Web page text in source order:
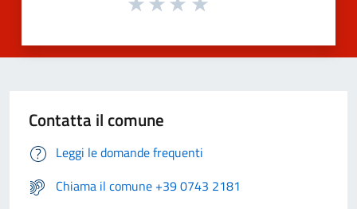
Contatta il comune
Leggi le domande frequenti
Chiama il comune +39 0743 2181